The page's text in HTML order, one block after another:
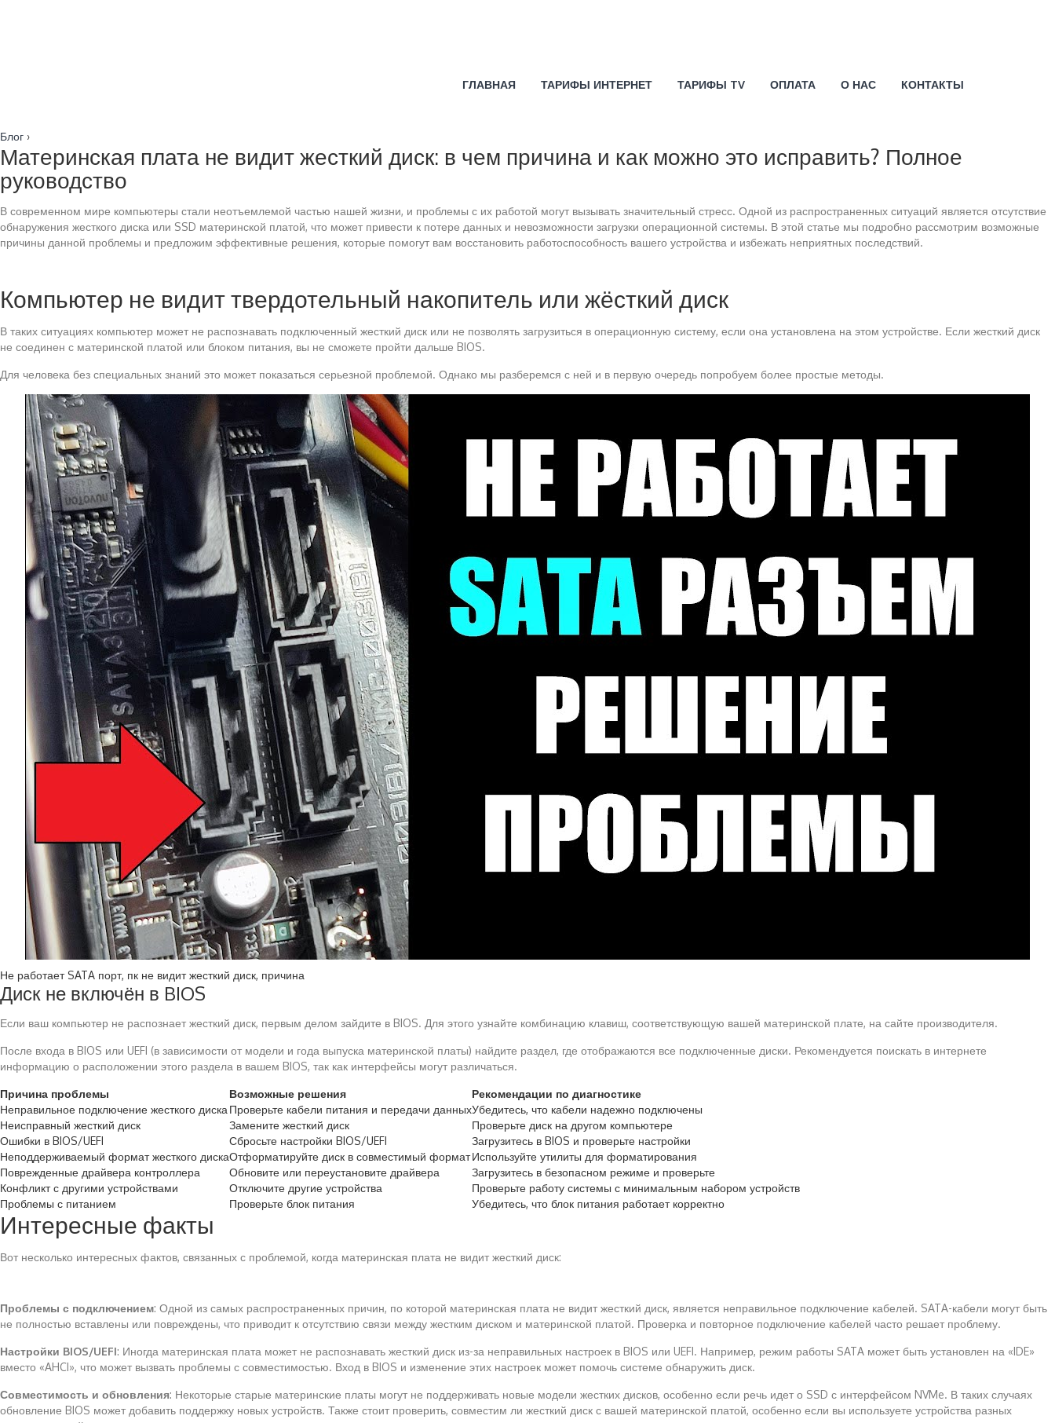
ГЛАВНАЯ ТАРИФЫ ИНТЕРНЕТ ТАРИФЫ TV ОПЛАТА О НАС КОНТАКТЫ
Блог ›
Материнская плата не видит жесткий диск: в чем причина и как можно это исправить? Полное
руководство
В современном мире компьютеры стали неотъемлемой частью нашей жизни, и проблемы с их работой могут вызывать значительный стресс. Одной из распространенных ситуаций является отсутствие
обнаружения жесткого диска или SSD материнской платой, что может привести к потере данных и невозможности загрузки операционной системы. В этой статье мы подробно рассмотрим возможные
причины данной проблемы и предложим эффективные решения, которые помогут вам восстановить работоспособность вашего устройства и избежать неприятных последствий.
Компьютер не видит твердотельный накопитель или жёсткий диск
В таких ситуациях компьютер может не распознавать подключенный жесткий диск или не позволять загрузиться в операционную систему, если она установлена на этом устройстве. Если жесткий диск
не соединен с материнской платой или блоком питания, вы не сможете пройти дальше BIOS.
Для человека без специальных знаний это может показаться серьезной проблемой. Однако мы разберемся с ней и в первую очередь попробуем более простые методы.
Не работает SATA порт, пк не видит жесткий диск, причина
Диск не включён в BIOS
Если ваш компьютер не распознает жесткий диск, первым делом зайдите в BIOS. Для этого узнайте комбинацию клавиш, соответствующую вашей материнской плате, на сайте производителя.
После входа в BIOS или UEFI (в зависимости от модели и года выпуска материнской платы) найдите раздел, где отображаются все подключенные диски. Рекомендуется поискать в интернете
информацию о расположении этого раздела в вашем BIOS, так как интерфейсы могут различаться.
Причина проблемы Возможные решения
Рекомендации по диагностике
Неправильное подключение жесткого диска Проверьте кабели питания и передачи данныхУбедитесь, что кабели надежно подключены
Неисправный жесткий диск
Замените жесткий диск
Проверьте диск на другом компьютере
Ошибки в BIOS/UEFI
Сбросьте настройки BIOS/UEFI
Загрузитесь в BIOS и проверьте настройки
Неподдерживаемый формат жесткого дискаОтформатируйте диск в совместимый форматИспользуйте утилиты для форматирования
Поврежденные драйвера контроллера
Обновите или переустановите драйвера
Загрузитесь в безопасном режиме и проверьте
Конфликт с другими устройствами
Отключите другие устройства
Проверьте работу системы с минимальным набором устройств
Проблемы с питанием
Проверьте блок питания Убедитесь, что блок питания работает корректно
Интересные факты
Вот несколько интересных фактов, связанных с проблемой, когда материнская плата не видит жесткий диск:
Проблемы с подключением: Одной из самых распространенных причин, по которой материнская плата не видит жесткий диск, является неправильное подключение кабелей. SATA-кабели могут быть
не полностью вставлены или повреждены, что приводит к отсутствию связи между жестким диском и материнской платой. Проверка и повторное подключение кабелей часто решает проблему.
Настройки BIOS/UEFI: Иногда материнская плата может не распознавать жесткий диск из-за неправильных настроек в BIOS или UEFI. Например, режим работы SATA может быть установлен на «IDE»
вместо «AHCI», что может вызвать проблемы с совместимостью. Вход в BIOS и изменение этих настроек может помочь системе обнаружить диск.
Совместимость и обновления: Некоторые старые материнские платы могут не поддерживать новые модели жестких дисков, особенно если речь идет о SSD с интерфейсом NVMe. В таких случаях
обновление BIOS может добавить поддержку новых устройств. Также стоит проверить, совместим ли жесткий диск с вашей материнской платой, особенно если вы используете устройства разных